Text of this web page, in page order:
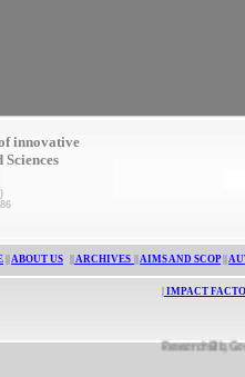
ResearchBib,
ABOUT US ARCHIVES AIMS AND SCOP||
IMPACT
innovative